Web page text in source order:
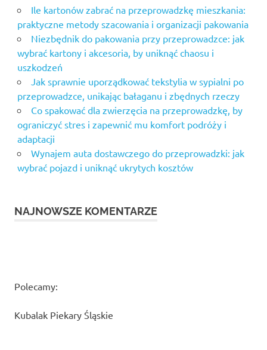
Ile kartonów zabrać na przeprowadzkę mieszkania:
praktyczne metody szacowania i organizacji pakowania
Niezbędnik do pakowania przy przeprowadzce: jak
wybrać kartony i akcesoria, by uniknąć chaosu i
uszkodzeń
Jak sprawnie uporządkować tekstylia w sypialni po
przeprowadzce, unikając bałaganu i zbędnych rzeczy
Co spakować dla zwierzęcia na przeprowadzkę, by
ograniczyć stres i zapewnić mu komfort podróży i
adaptacji
Wynajem auta dostawczego do przeprowadzki: jak
wybrać pojazd i uniknąć ukrytych kosztów
NAJNOWSZE KOMENTARZE
Polecamy:
Kubalak Piekary Śląskie